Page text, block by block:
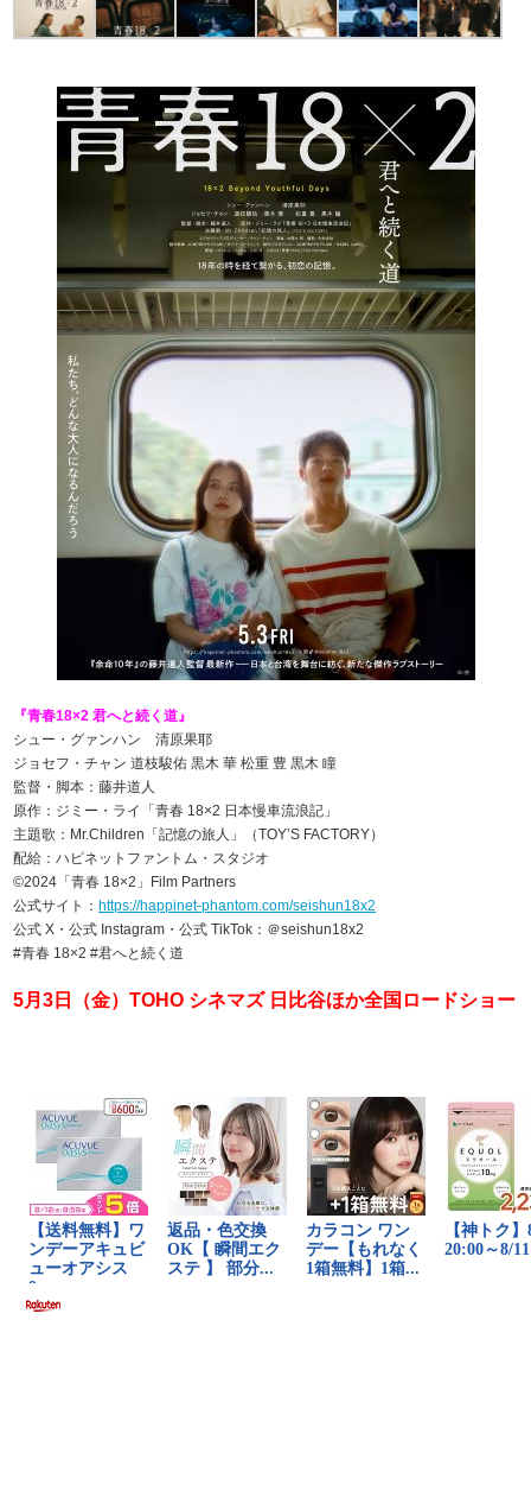
『青春18×2 君へと続く道』
シュー・グァンハン 清原果耶
ジョセフ・チャン 道枝駿佑 黒木 華 松重 豊 黒木 瞳
監督・脚本：藤井道人
原作：ジミー・ライ「青春 18×2 日本慢車流浪記」
主題歌：Mr.Children「記憶の旅人」（TOY’S FACTORY）
配給：ハピネットファントム・スタジオ
©2024「青春 18×2」Film Partners
公式サイト： https://happinet-phantom.com/seishun18x2
公式 X・公式 Instagram・公式 TikTok：＠seishun18x2
#青春 18×2 #君へと続く道
5月3日（金）TOHO シネマズ 日比谷ほか全国ロードショー